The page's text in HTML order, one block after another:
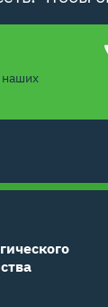
наших